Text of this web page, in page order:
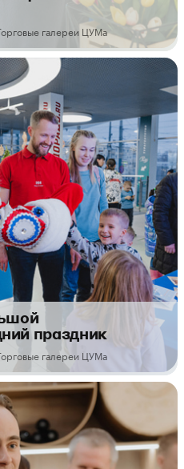
галереи ЦУМа
праздник
галереи ЦУМа